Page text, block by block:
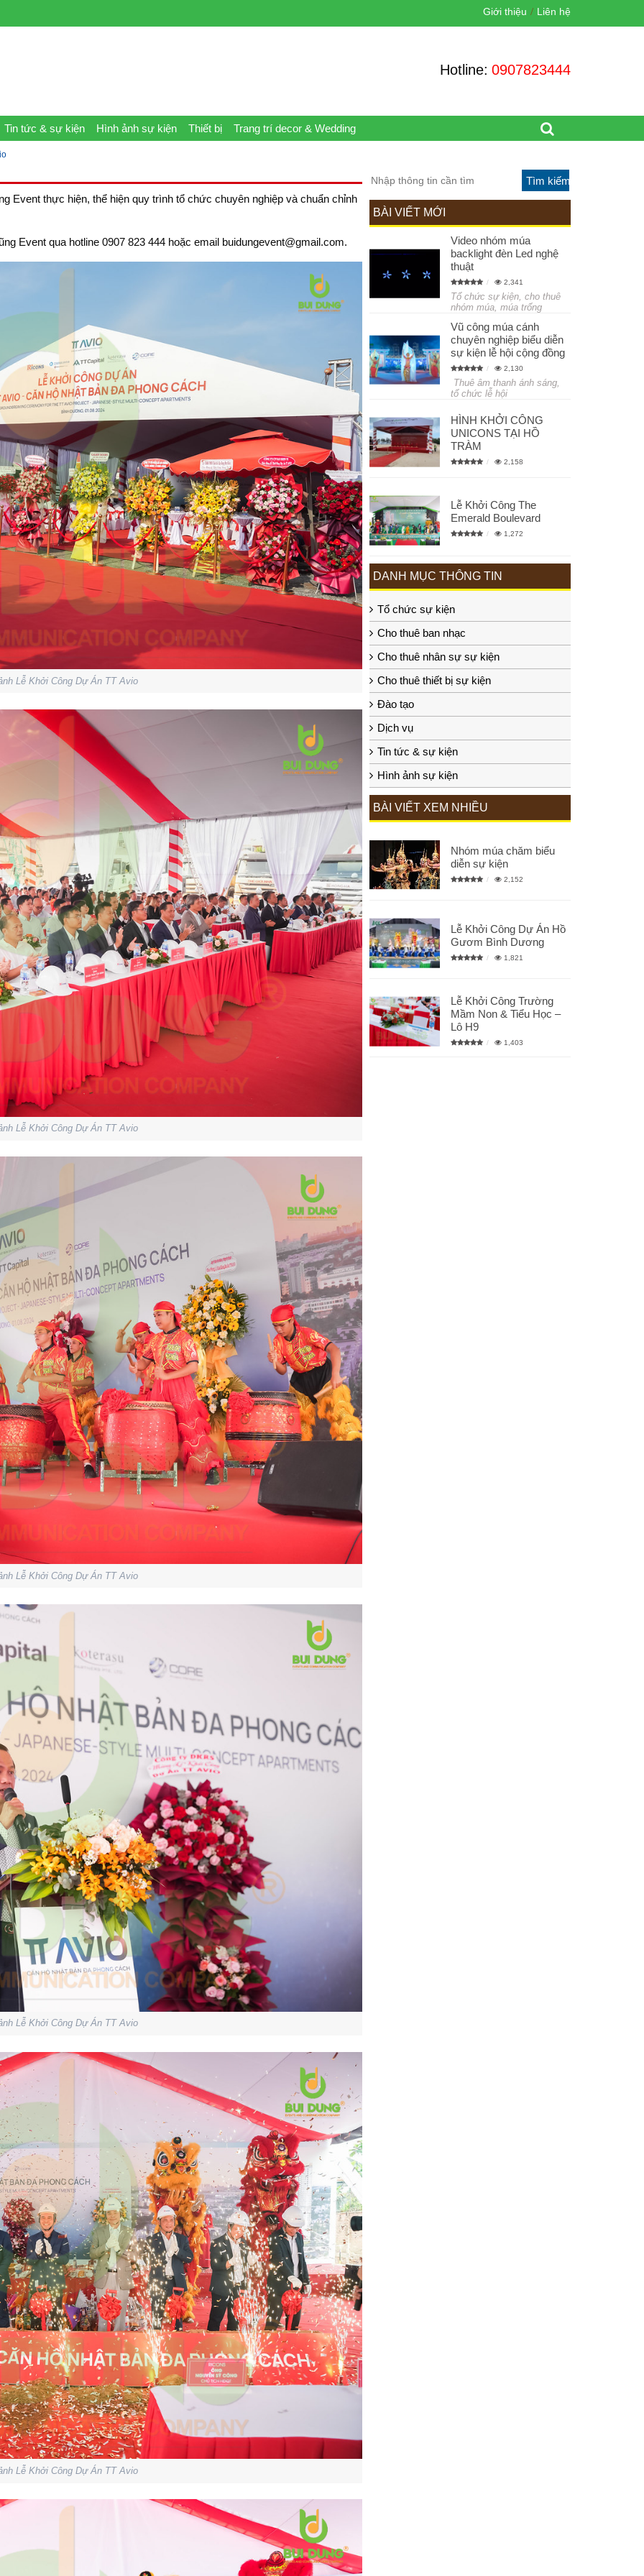
Giới thiệu Liên hệ
Hotline: 0907823444
Tin tức & sự kiện Hình ảnh sự kiện Thiết bị Trang trí decor & Wedding
Event thực hiện, thể hiện quy trình tổ chức chuyên nghiệp và chuẩn chỉnh
Event qua hotline 0907 823 444 hoặc email buidungevent@gmail.com.
Lễ Khởi Công Dự Án TT Avio
Lễ Khởi Công Dự Án TT Avio
Lễ Khởi Công Dự Án TT Avio
Lễ Khởi Công Dự Án TT Avio
Lễ Khởi Công Dự Án TT Avio
BÀI VIẾT MỚI
Video nhóm múa
backlight đèn Led nghệ
thuật
2,341
Tổ chức sự kiện, cho thuê
nhóm múa, múa trống
Vũ công múa cánh
chuyên nghiệp biểu diễn
sự kiện lễ hội cộng đồng
2,130
Thuê âm thanh ánh sáng,
tổ chức lễ hội
HÌNH KHỞI CÔNG
UNICONS TẠI HỒ
TRÀM
2,158
Lễ Khởi Công The
Emerald Boulevard
1,272
DANH MỤC THÔNG TIN
Tổ chức sự kiện
Cho thuê ban nhạc
Cho thuê nhân sự sự kiện
Cho thuê thiết bị sự kiện
Đào tạo
Dịch vụ
Tin tức & sự kiện
Hình ảnh sự kiện
BÀI VIẾT XEM NHIỀU
Nhóm múa chăm biểu
diễn sự kiện
2,152
Lễ Khởi Công Dự Án Hồ
Gươm Bình Dương
1,821
Lễ Khởi Công Trường
Mầm Non & Tiểu Học –
Lô H9
1,403